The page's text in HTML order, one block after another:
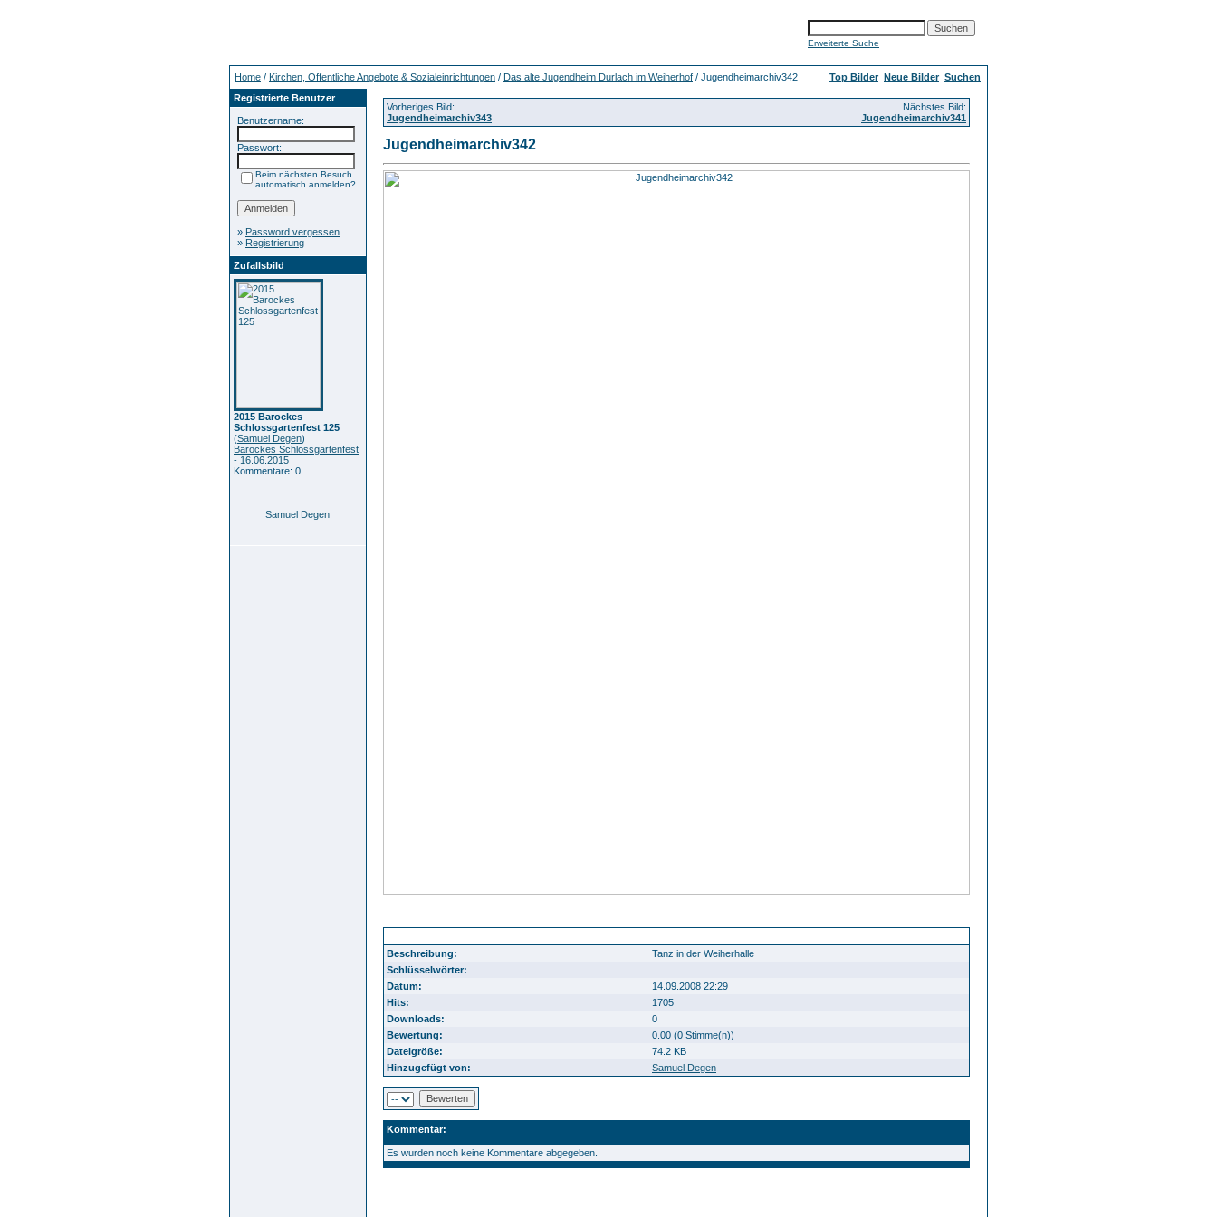
Erweiterte Suche
Home / Kirchen, Öffentliche Angebote & Sozialeinrichtungen / Das alte Jugendheim Durlach im Weiherhof / Jugendheimarchiv342 Top Bilder Neue Bilder Suchen
Registrierte Benutzer
Benutzername:
Passwort:
Beim nächsten Besuch
automatisch anmelden?
» Password vergessen
» Registrierung
Zufallsbild
2015 Barockes
Schlossgartenfest 125
(Samuel Degen)
Barockes Schlossgartenfest
- 16.06.2015
Kommentare: 0
Samuel Degen
Vorheriges Bild:
Jugendheimarchiv343
Nächstes Bild:
Jugendheimarchiv341
Jugendheimarchiv342
Beschreibung:
Tanz in der Weiherhalle
Schlüsselwörter:
Datum:
14.09.2008 22:29
Hits:
1705
Downloads:
0
Bewertung:
0.00 (0 Stimme(n))
Dateigröße:
74.2 KB
Hinzugefügt von:
Samuel Degen
Kommentar:
Es wurden noch keine Kommentare abgegeben.